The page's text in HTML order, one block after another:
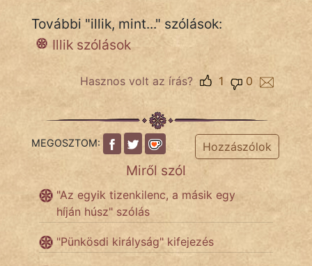
TÖRTÉNELEM
fantom
Jób Gedeon
mikkamakka
További "illik, mint..." szólások:
Illik szólások
Hasznos volt az írás? 0
1
MEGOSZTOM: Hozzászólok
Miről szól
"Az egyik tizenkilenc, a másik egy
híján húsz" szólás
"Pünkösdi királyság" kifejezés